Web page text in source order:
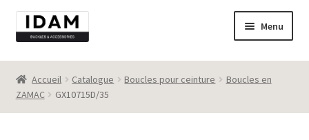
Aller
à
Aller
au
Menu
Catalogue
New
Accueil Catalogue Boucles pour ceinture
Boucles en
ZAMAC
GX10715D/35